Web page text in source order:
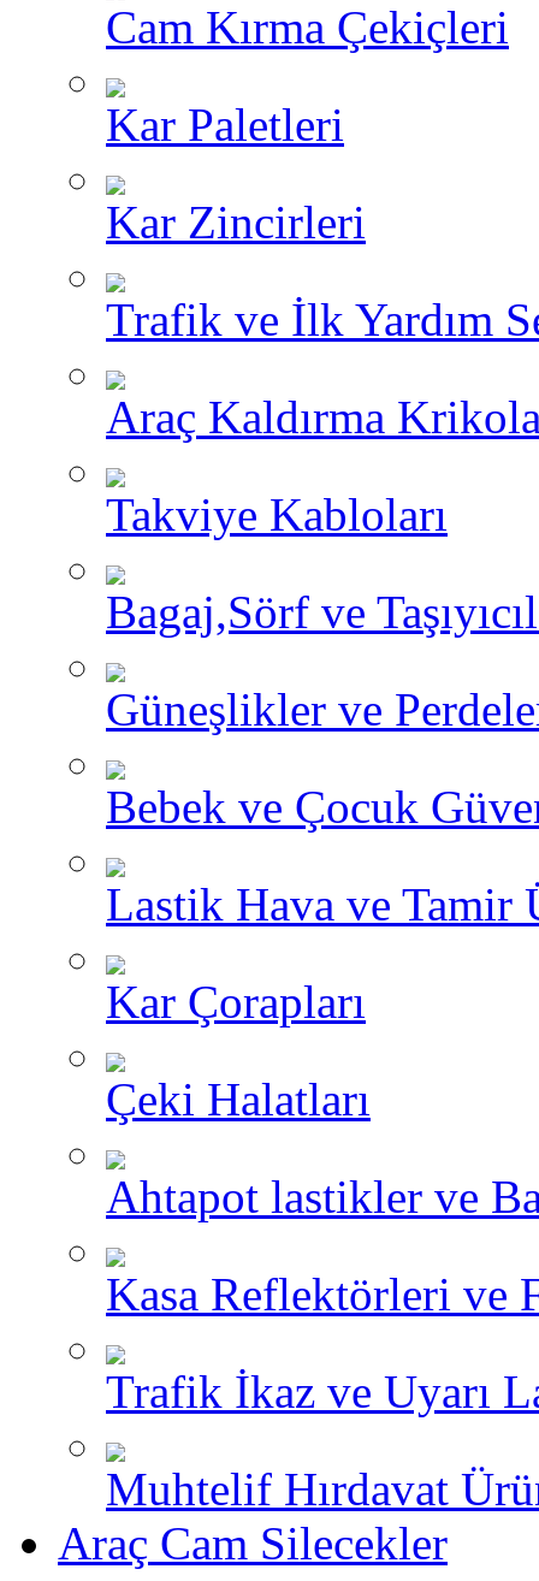
Cam Kırma Çekiçleri
Kar Paletleri
Kar Zincirleri
Trafik ve İlk Yardım
Araç Kaldırma
Takviye Kabloları
Bagaj,Sörf ve
Güneşlikler ve
Bebek ve Çocuk
Lastik Hava ve Tamir
Kar Çorapları
Çeki Halatları
Ahtapot lastikler ve
Kasa Reflektörleri ve
Trafik İkaz ve Uyarı
Muhtelif Hırdavat
Araç Cam Silecekler